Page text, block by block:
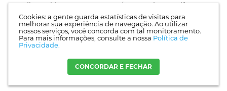
Cookies: a gente guarda estatísticas de visitas para
melhorar sua experiência de navegação. Ao utilizar
nossos serviços, você concorda com tal monitoramento.
Para mais informações, consulte a nossa Política de
Privacidade.
CONCORDAR E FECHAR
Editora Vida LTDA - 53.535.423/0005-04 | AV Recife, 841 -
Guarulhos - SP | CEP 07215-030 |Mapa do site
Crie sua loja virtualcom a melhor empresa de e-commerce do
Brasil.